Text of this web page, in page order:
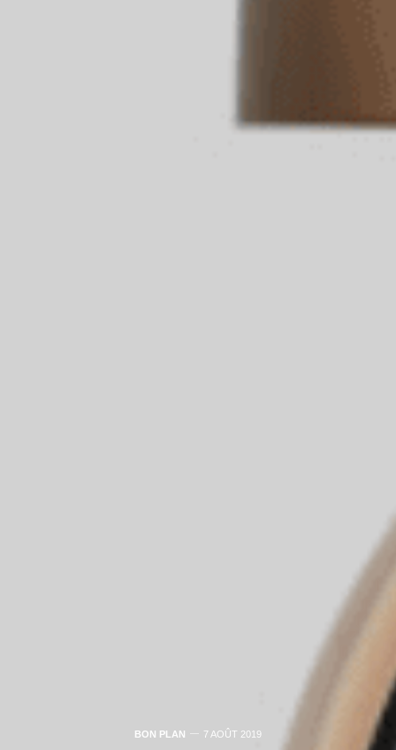
BON PLAN 7 AOÛT 2019